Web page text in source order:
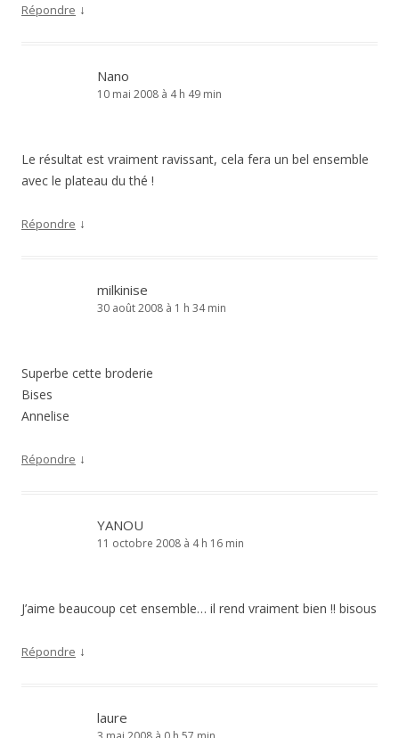
Répondre ↓
Nano
10 mai 2008 à 4 h 49 min
Le résultat est vraiment ravissant, cela fera un bel ensemble
avec le plateau du thé !
Répondre ↓
milkinise
30 août 2008 à 1 h 34 min
Superbe cette broderie
Bises
Annelise
Répondre ↓
YANOU
11 octobre 2008 à 4 h 16 min
J’aime beaucoup cet ensemble… il rend vraiment bien !! bisous
Répondre ↓
laure